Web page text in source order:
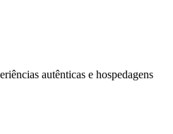
autênticas e hospedagens